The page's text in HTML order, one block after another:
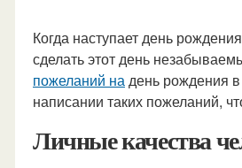
Когда наступает день
сделать этот день
пожеланий надень рождения
написании таких пожеланий,
Личные качества